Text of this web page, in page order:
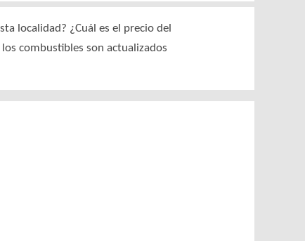
localidad? ¿Cuál es el precio del
los combustibles son actualizados